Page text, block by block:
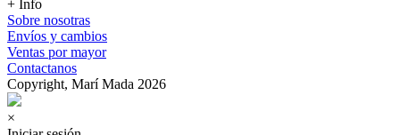
+ Info
Sobre nosotras
Envíos y cambios
Ventas por mayor
Contactanos
Copyright, Marí Mada 2026
×